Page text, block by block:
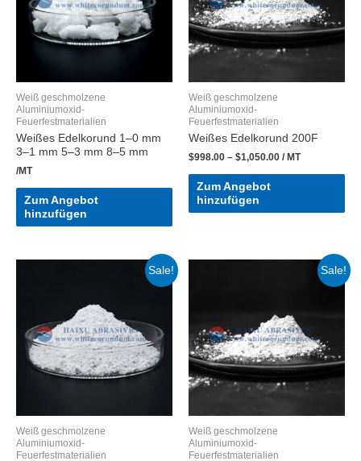
Weiß geschmolzene
Aluminiumoxid-
Feuerfestmaterialien
Weißes Edelkorund 1–0 mm
3–1 mm 5–3 mm 8–5 mm
/MT
Zum Angebot
hinzufügen
Weiß geschmolzene
Aluminiumoxid-
Feuerfestmaterialien
Weißes Edelkorund 200F
$998.00 – $1,050.00 / MT
Zum Angebot
hinzufügen
Sale!
Weiß geschmolzene
Aluminiumoxid-
Feuerfestmaterialien
Sale!
Weiß geschmolzene
Aluminiumoxid-
Feuerfestmaterialien